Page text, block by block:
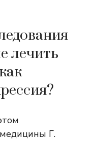
лечить
Г.